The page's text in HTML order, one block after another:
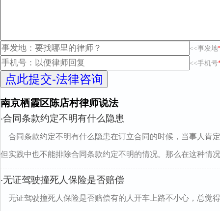
<<事发地
<<手机号
南京栖霞区陈店村律师说法
·合同条款约定不明有什么隐患
合同条款约定不明有什么隐患在订立合同的时候，当事人肯
但实践中也不能排除合同条款约定不明的情况。那么在这种情
·无证驾驶撞死人保险是否赔偿
无证驾驶撞死人保险是否赔偿有的人开车上路不小心，总觉